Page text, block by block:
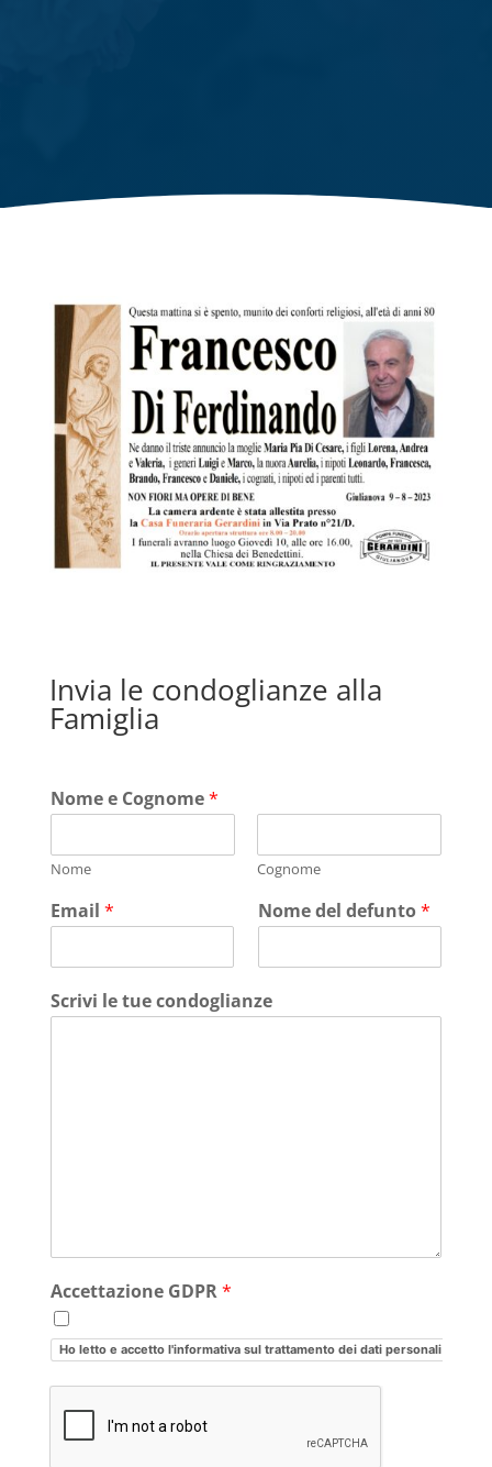
Invia le condoglianze alla
Famiglia
Nome e Cognome*
Nome Cognome
Email * Nome del defunto*
Scrivi le tue condoglianze
Accettazione GDPR*
Ho letto e accetto l'informativa sul trattamento dei dati personali